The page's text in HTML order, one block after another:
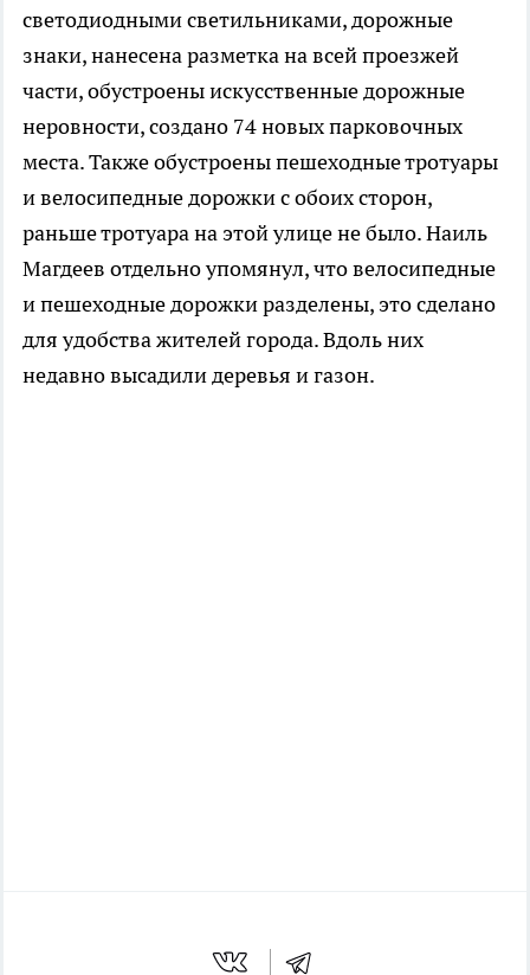
светодиодными светильниками, дорожные
знаки, нанесена разметка на всей проезжей
части, обустроены искусственные дорожные
неровности, создано 74 новых парковочных
места. Также обустроены пешеходные тротуары
и велосипедные дорожки с обоих сторон,
раньше тротуара на этой улице не было. Наиль
Магдеев отдельно упомянул, что велосипедные
и пешеходные дорожки разделены, это сделано
для удобства жителей города. Вдоль них
недавно высадили деревья и газон.